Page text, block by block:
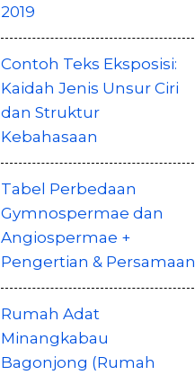
2019
Contoh Teks Eksposisi:
Kaidah Jenis Unsur Ciri
dan Struktur
Kebahasaan
Tabel Perbedaan
Gymnospermae dan
Angiospermae +
Pengertian & Persamaan
Rumah Adat
Minangkabau
Bagonjong (Rumah